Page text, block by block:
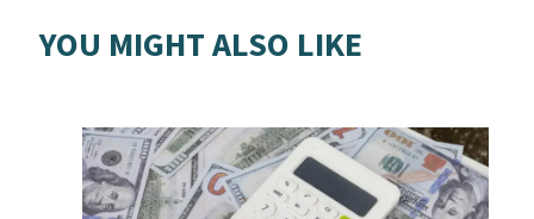
YOU MIGHT ALSO LIKE